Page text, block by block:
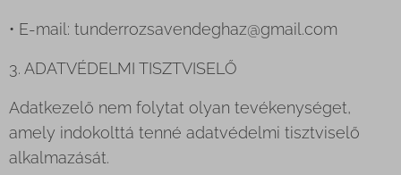
• E-mail: tunderrozsavendeghaz@gmail.com
3. ADATVÉDELMI TISZTVISELŐ
Adatkezelő nem folytat olyan tevékenységet,
amely indokolttá tenné adatvédelmi tisztviselő
alkalmazását.